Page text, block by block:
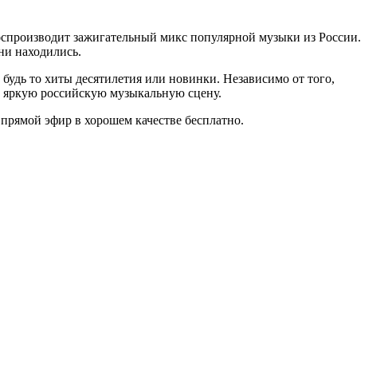
зажигательный микс популярной музыки из России.
находились.
то хиты десятилетия или новинки. Независимо от того,
российскую музыкальную сцену.
эфир в хорошем качестве бесплатно.